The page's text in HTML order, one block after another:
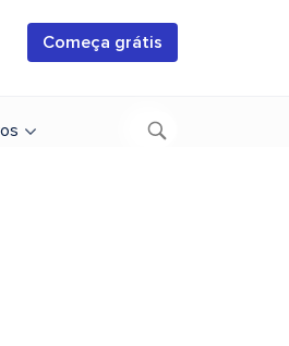
Começa grátis